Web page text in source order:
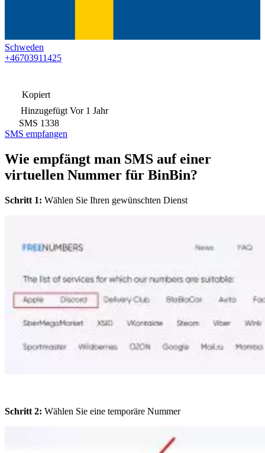
Schweden
+46703911425
Kopiert
Hinzugefügt Vor 1 Jahr
SMS 1338
SMS empfangen
Wie empfängt man SMS auf einer
virtuellen Nummer für BinBin?
Schritt 1: Wählen Sie Ihren gewünschten Dienst
Schritt 2: Wählen Sie eine temporäre Nummer